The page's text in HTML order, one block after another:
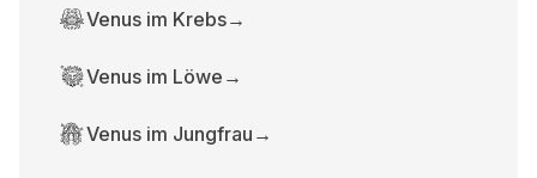
Venus im Krebs→
Venus im Löwe →
Venus im Jungfrau →